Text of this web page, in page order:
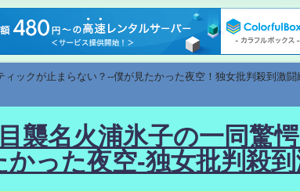
ックが止まらない？--僕が見たかった夜空！独女批判殺到激
襲名火浦氷子の一同驚
った夜空-独女批判殺